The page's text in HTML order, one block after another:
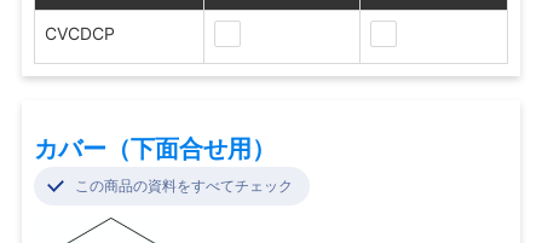
CVCDCP
カバー（下面合せ用）
この商品の資料をすべてチェック